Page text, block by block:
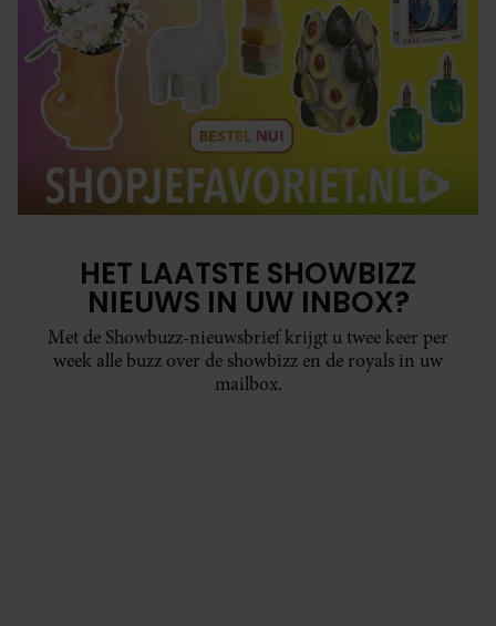
HET LAATSTE SHOWBIZZ
NIEUWS IN UW INBOX?
Met de Showbuzz-nieuwsbrief krijgt u twee keer per
week alle buzz over de showbizz en de royals in uw
mailbox.